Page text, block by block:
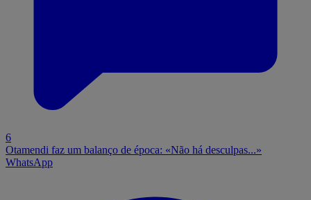
6
Otamendi faz um balanço de época: «Não há desculpas...»
WhatsApp